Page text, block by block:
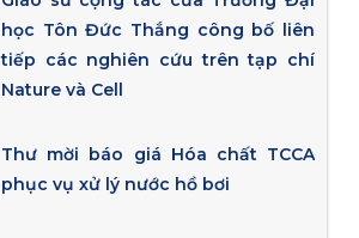
học Tôn Đức Thắng công bố liên
tiếp các nghiên cứu trên tạp chí
Nature và Cell
Thư mời báo giá Hóa chất TCCA
phục vụ xử lý nước hồ bơi